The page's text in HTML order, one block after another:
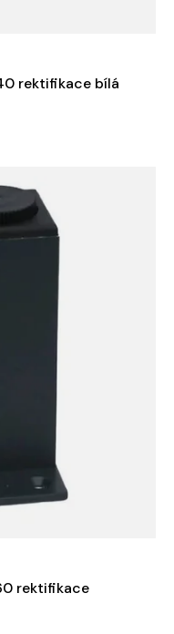
rektifikace bílá
rektifikace